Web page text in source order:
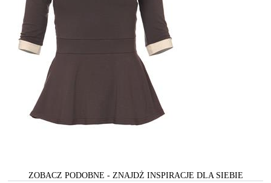
ZOBACZ PODOBNE - ZNAJDŻ INSPIRACJE DLA SIEBIE